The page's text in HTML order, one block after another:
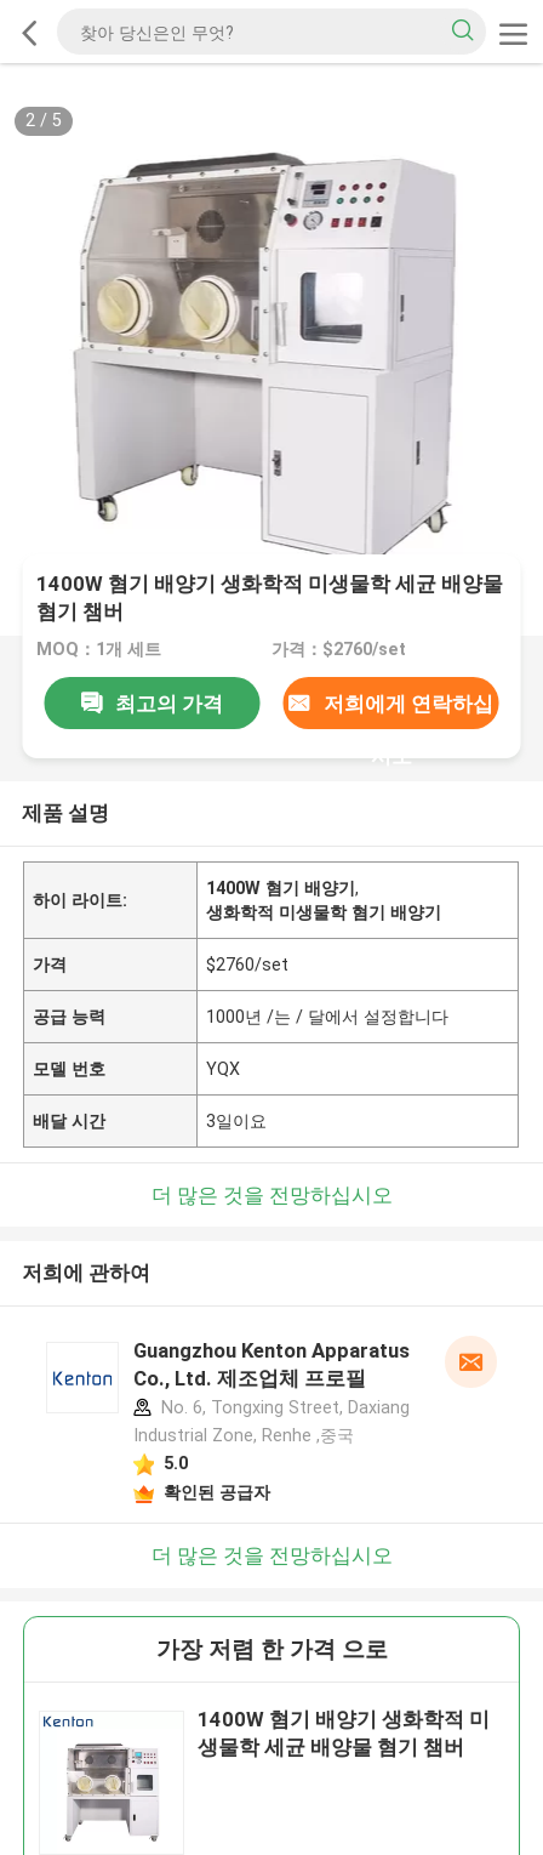
2/ 5
1400W 혐기 배양기 생화학적 미생물학 세균 배양물
혐기 챔버
MOQ：1개 세트 가격：$2760/set
최고의 가격 저희에게 연락하십
시오
제품 설명
하이 라이트:
1400W 혐기 배양기,
생화학적 미생물학 혐기 배양기
가격 $2760/set
공급 능력 1000년 /는 / 달에서 설정합니다
모델 번호 YQX
배달 시간 3일이요
더 많은 것을 전망하십시오
저희에 관하여
Guangzhou Kenton Apparatus
Co., Ltd. 제조업체 프로필
No. 6, Tongxing Street, Daxiang
Industrial Zone, Renhe ,중국
5.0
확인된 공급자
더 많은 것을 전망하십시오
가장 저렴 한 가격 으로
1400W 혐기 배양기 생화학적 미
생물학 세균 배양물 혐기 챔버